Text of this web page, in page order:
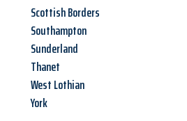
Scottish Borders
Southampton
Sunderland
Thanet
West Lothian
York